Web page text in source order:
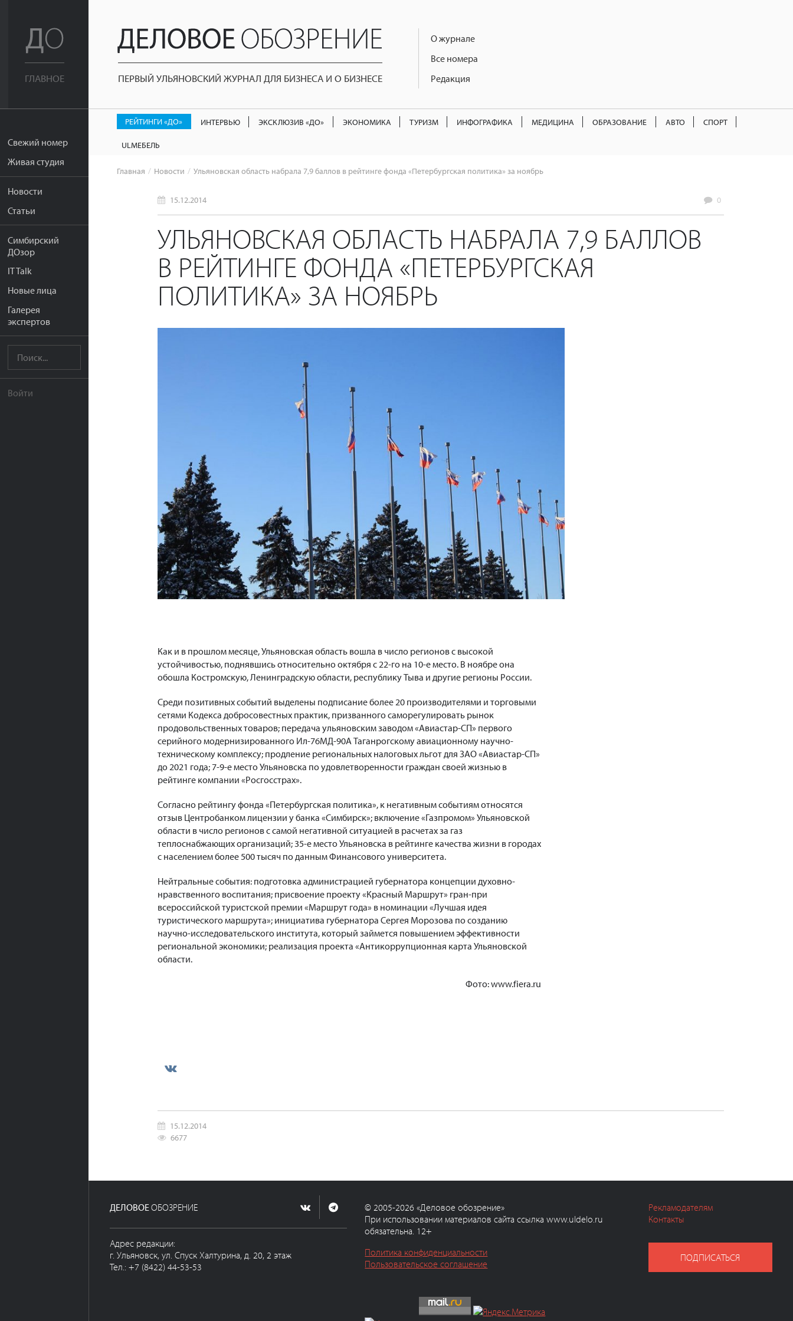
ГЛАВНОЕ
Свежий номер
Живая студия
Новости
Статьи
Симбирский
ДОзор
IT Talk
Новые лица
Галерея
экспертов
Войти
ПЕРВЫЙ УЛЬЯНОВСКИЙ ЖУРНАЛ ДЛЯ БИЗНЕСА И О БИЗНЕСЕ
О журнале
Все номера
Редакция
РЕЙТИНГИ «ДО» ИНТЕРВЬЮ ЭКСКЛЮЗИВ «ДО» ЭКОНОМИКА ТУРИЗМ ИНФОГРАФИКА МЕДИЦИНА ОБРАЗОВАНИЕ АВТО СПОРТ
ULМЕБЕЛЬ
Главная Новости Ульяновская область набрала 7,9 баллов в рейтинге фонда «Петербургская политика» за ноябрь
15.12.2014 0
УЛЬЯНОВСКАЯ ОБЛАСТЬ НАБРАЛА 7,9 БАЛЛОВ
В РЕЙТИНГЕ ФОНДА «ПЕТЕРБУРГСКАЯ
ПОЛИТИКА» ЗА НОЯБРЬ
Как и в прошлом месяце, Ульяновская область вошла в число регионов с высокой
устойчивостью, поднявшись относительно октября с 22-го на 10-е место. В ноябре она
обошла Костромскую, Ленинградскую области, республику Тыва и другие регионы России.
Среди позитивных событий выделены подписание более 20 производителями и торговыми
сетями Кодекса добросовестных практик, призванного саморегулировать рынок
продовольственных товаров; передача ульяновским заводом «Авиастар-СП» первого
серийного модернизированного Ил-76МД-90А Таганрогскому авиационному научно-
техническому комплексу; продление региональных налоговых льгот для ЗАО «Авиастар-СП»
до 2021 года; 7-9-е место Ульяновска по удовлетворенности граждан своей жизнью в
рейтинге компании «Росгосстрах».
Согласно рейтингу фонда «Петербургская политика», к негативным событиям относятся
отзыв Центробанком лицензии у банка «Симбирск»; включение «Газпромом» Ульяновской
области в число регионов с самой негативной ситуацией в расчетах за газ
теплоснабжающих организаций; 35-е место Ульяновска в рейтинге качества жизни в городах
с населением более 500 тысяч по данным Финансового университета.
Нейтральные события: подготовка администрацией губернатора концепции духовно-
нравственного воспитания; присвоение проекту «Красный Маршрут» гран-при
всероссийской туристской премии «Маршрут года» в номинации «Лучшая идея
туристического маршрута»; инициатива губернатора Сергея Морозова по созданию
научно-исследовательского института, который займется повышением эффективности
региональной экономики; реализация проекта «Антикоррупционная карта Ульяновской
области.
Фото: www.fiera.ru
15.12.2014
6677
ДЕЛОВОЕОБОЗРЕНИЕ
Адрес редакции:
г. Ульяновск, ул. Спуск Халтурина, д. 20, 2 этаж
Тел.: +7 (8422) 44-53-53
© 2005-2026 «Деловое обозрение»
При использовании материалов сайта ссылка www.uldelo.ru
обязательна. 12+
Политика конфиденциальности
Пользовательское соглашение
Рекламодателям
Контакты
ПОДПИСАТЬСЯ